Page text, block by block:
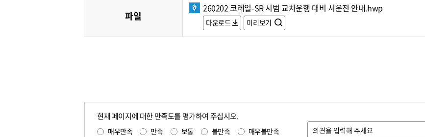
파일
260202 코레일-SR 시범 교차운행 대비 시운전 안내.hwp
다운로드 미리보기
현재 페이지에 대한 만족도를 평가하여 주십시오.
매우만족 만족 보통 불만족 매우불만족